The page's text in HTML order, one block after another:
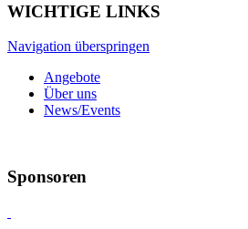
WICHTIGE LINKS
Navigation überspringen
Angebote
Über uns
News/Events
Sponsoren